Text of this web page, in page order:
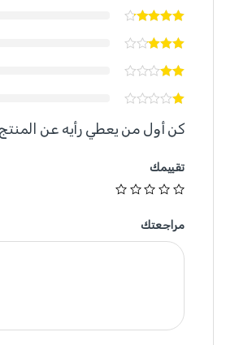
كن أول من يعطي رأيه عن المنتج
تقييمك
مراجعتك